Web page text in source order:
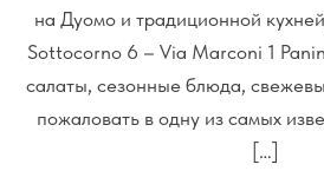
на Дуомо и традиционной
Sottocorno 6 – Via Marconi 1
салаты, сезонные блюда,
пожаловать в одну из самых
[…]